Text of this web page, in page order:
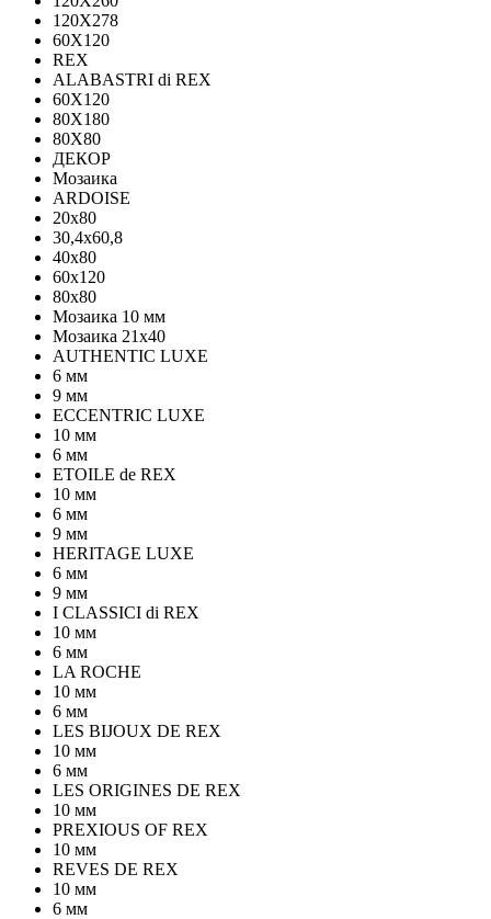
120Х278
60X120
REX
ALABASTRI di REX
60X120
80X180
80X80
ДЕКОР
Мозаика
ARDOISE
20х80
30,4х60,8
40х80
60х120
80х80
Мозаика 10 мм
Мозаика 21х40
AUTHENTIC LUXE
6 мм
9 мм
ECCENTRIC LUXE
10 мм
6 мм
ETOILE de REX
10 мм
6 мм
9 мм
HERITAGE LUXE
6 мм
9 мм
I CLASSICI di REX
10 мм
6 мм
LA ROCHE
10 мм
6 мм
LES BIJOUX DE REX
10 мм
6 мм
LES ORIGINES DE REX
10 мм
PREXIOUS OF REX
10 мм
REVES DE REX
10 мм
6 мм